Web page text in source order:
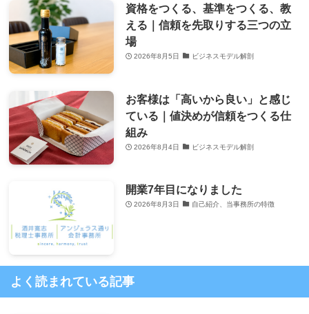
資格をつくる、基準をつくる、教
える｜信頼を先取りする三つの立
場
2026年8月5日 ビジネスモデル解剖
お客様は「高いから良い」と感じ
ている｜値決めが信頼をつくる仕
組み
2026年8月4日 ビジネスモデル解剖
開業7年目になりました
2026年8月3日 自己紹介、当事務所の特徴
よく読まれている記事